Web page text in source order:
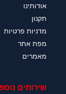
אודותינו
תקנון
מדניות פרטיות
מפת אתר
מאמרים
שירותים